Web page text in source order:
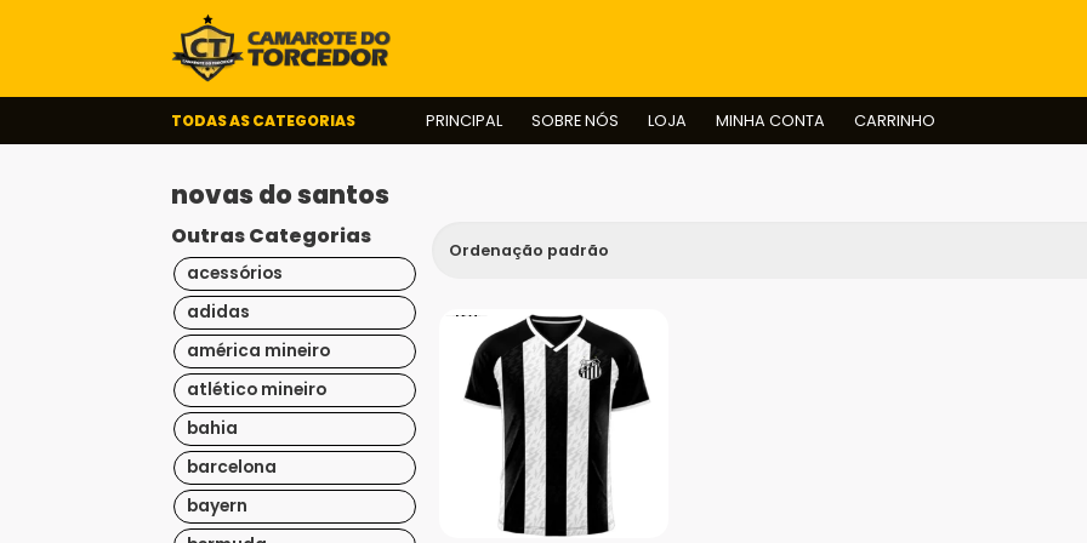
TODAS AS CATEGORIAS PRINCIPAL SOBRE NÓS LOJA MINHA CONTA CARRINHO
novas do santos
Outras Categorias
acessórios
adidas
américa mineiro
atlético mineiro
bahia
barcelona
bayern